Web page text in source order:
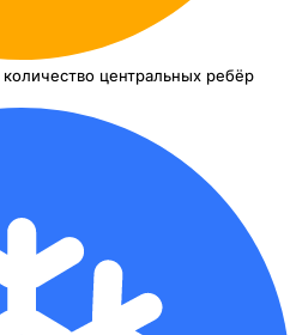
количество центральных ребёр